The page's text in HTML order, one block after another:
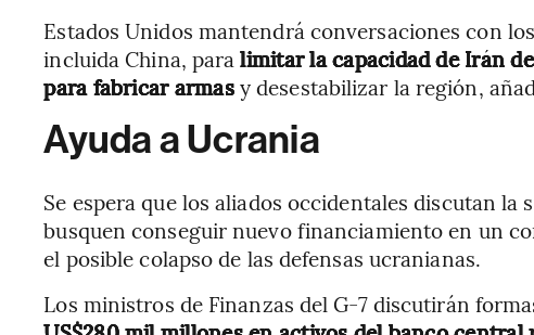
Estados Unidos mantendrá conversaciones con
incluida China, paralimitar la capacidad de Irán
para fabricar armasy desestabilizar la región,
Ayuda a Ucrania
Se espera que los aliados occidentales discutan
busquen conseguir nuevo financiamiento en un
el posible colapso de las defensas ucranianas.
Los ministros de Finanzas del G-7 discutirán